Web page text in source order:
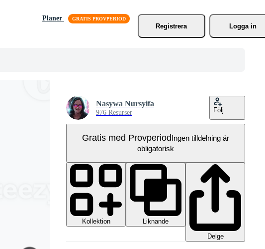
Planer
Registrera
Logga in
Nasywa Nursyifa
976 Resurser Följ
Gratis med ProvperiodIngen tilldelning är
obligatorisk
Kollektion
Liknande
Delge